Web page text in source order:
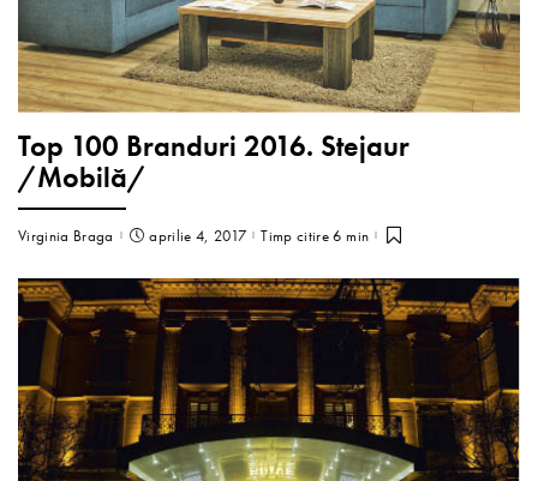
Top 100 Branduri 2016. Stejaur
/Mobilă/
Virginia Braga aprilie 4, 2017 Timp citire 6 min